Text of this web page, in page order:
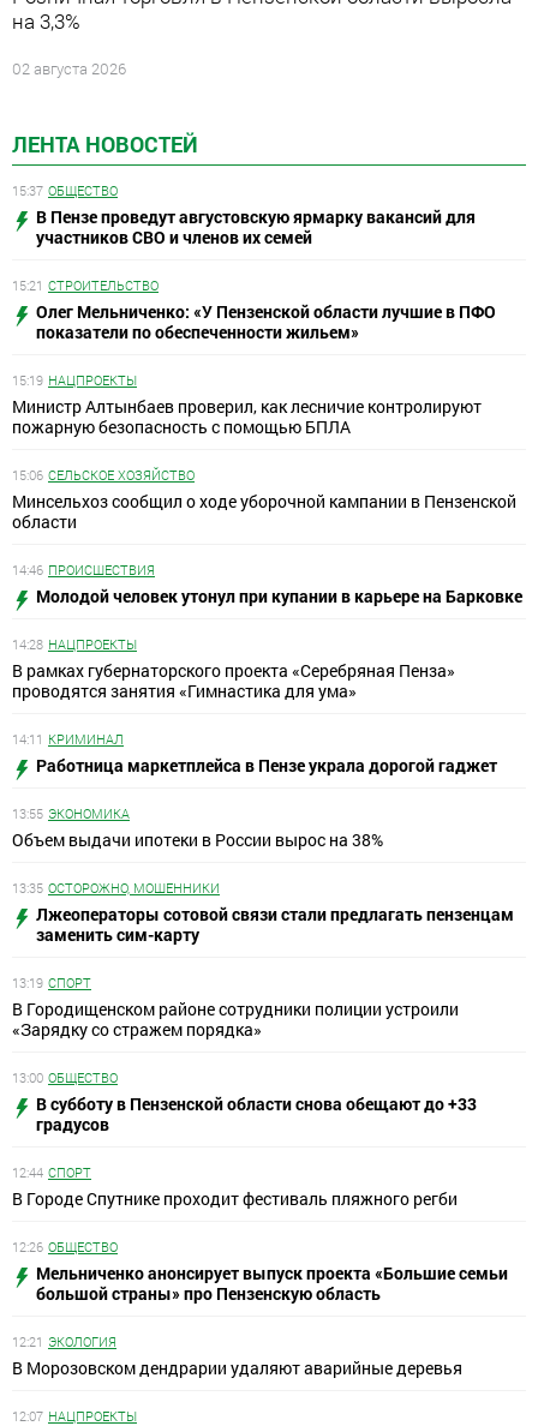
ЛЕНТА НОВОСТЕЙ
15:37 ОБЩЕСТВО
В Пензе проведут августовскую ярмарку вакансий для
участников СВО и членов их семей
15:21 СТРОИТЕЛЬСТВО
Олег Мельниченко: «У Пензенской области лучшие в ПФО
показатели по обеспеченности жильем»
15:19 НАЦПРОЕКТЫ
Министр Алтынбаев проверил, как лесничие контролируют
пожарную безопасность с помощью БПЛА
15:06 СЕЛЬСКОЕ ХОЗЯЙСТВО
Минсельхоз сообщил о ходе уборочной кампании в Пензенской
области
14:46 ПРОИСШЕСТВИЯ
Молодой человек утонул при купании в карьере на Барковке
14:28 НАЦПРОЕКТЫ
В рамках губернаторского проекта «Серебряная Пенза»
проводятся занятия «Гимнастика для ума»
14:11 КРИМИНАЛ
Работница маркетплейса в Пензе украла дорогой гаджет
13:55 ЭКОНОМИКА
Объем выдачи ипотеки в России вырос на 38%
13:35 ОСТОРОЖНО, МОШЕННИКИ
Лжеоператоры сотовой связи стали предлагать пензенцам
заменить сим-карту
13:19 СПОРТ
В Городищенском районе сотрудники полиции устроили
«Зарядку со стражем порядка»
13:00 ОБЩЕСТВО
В субботу в Пензенской области снова обещают до +33
градусов
12:44 СПОРТ
В Городе Спутнике проходит фестиваль пляжного регби
12:26 ОБЩЕСТВО
Мельниченко анонсирует выпуск проекта «Большие семьи
большой страны» про Пензенскую область
12:21 ЭКОЛОГИЯ
В Морозовском дендрарии удаляют аварийные деревья
12:07 НАЦПРОЕКТЫ
на 3,3%
02 августа 2026